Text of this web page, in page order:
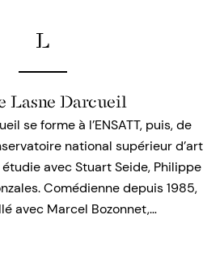
L
Lasne Darcueil
se forme à l’ENSATT, puis, de
national supérieur d’art
avec Stuart Seide, Philippe
Comédienne depuis 1985,
avec Marcel Bozonnet,…